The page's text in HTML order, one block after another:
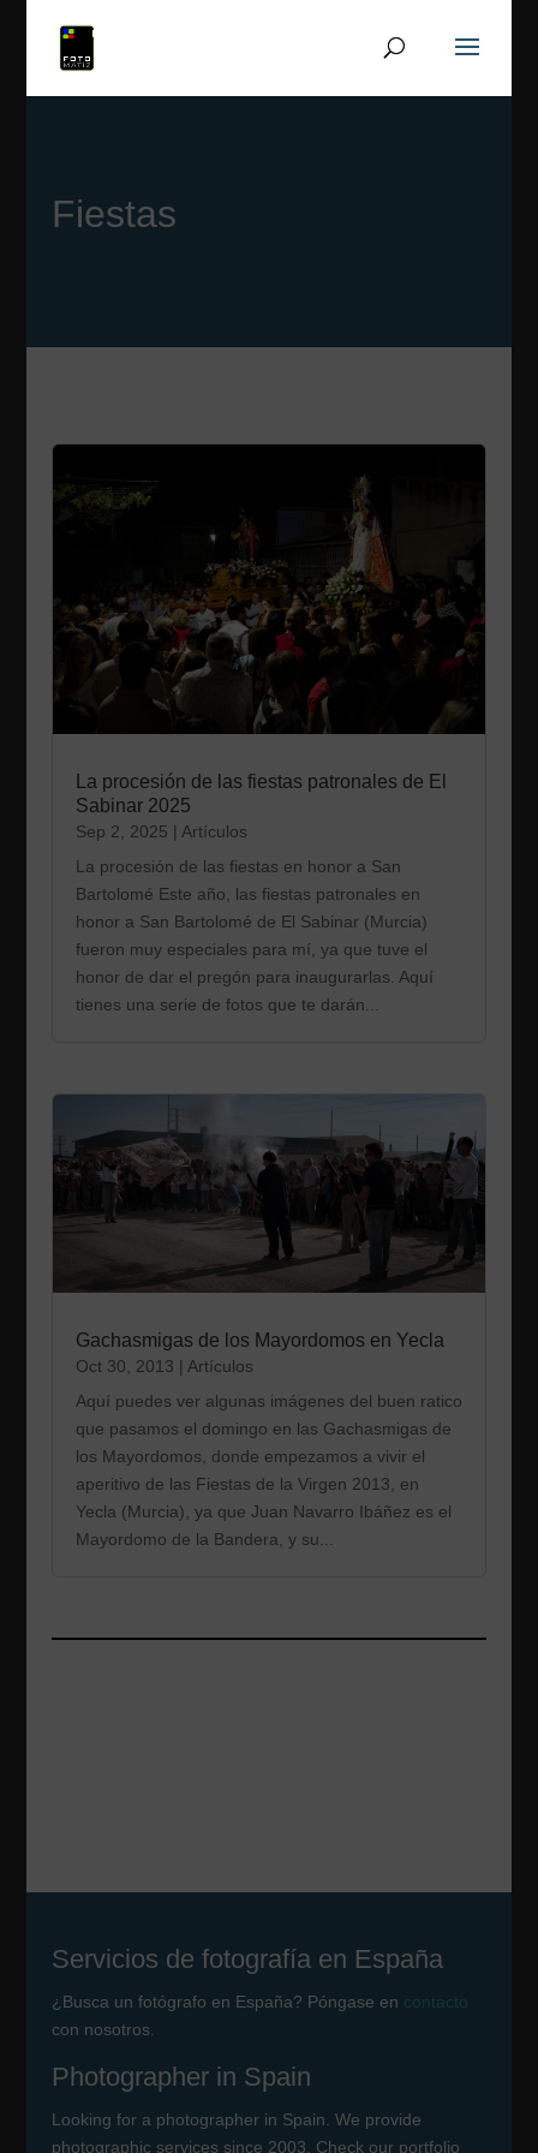
Fiestas
La procesión de las fiestas patronales de El
Sabinar 2025
Sep 2, 2025 | Artículos
La procesión de las fiestas en honor a San
Bartolomé Este año, las fiestas patronales en
honor a San Bartolomé de El Sabinar (Murcia)
fueron muy especiales para mí, ya que tuve el
honor de dar el pregón para inaugurarlas. Aquí
tienes una serie de fotos que te darán...
Gachasmigas de los Mayordomos en Yecla
Oct 30, 2013 | Artículos
Aquí puedes ver algunas imágenes del buen ratico
que pasamos el domingo en las Gachasmigas de
los Mayordomos, donde empezamos a vivir el
aperitivo de las Fiestas de la Virgen 2013, en
Yecla (Murcia), ya que Juan Navarro Ibáñez es el
Mayordomo de la Bandera, y su...
Servicios de fotografía en España
¿Busca un fotógrafo en España? Póngase en contacto
con nosotros.
Photographer in Spain
Looking for a photographer in Spain. We provide
photographic services since 2003. Check our portfolio